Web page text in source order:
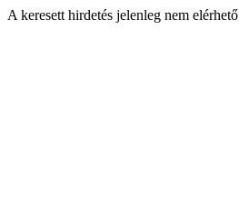
A keresett hirdetés jelenleg nem elérhető